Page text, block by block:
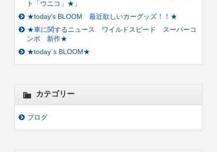
ト「ウニコ」★」
★today’s BLOOM 最近欲しいカーグッズ！！★
★車に関するニュース ワイルドスピード スーパーコ
ンボ 新作★
★today`s BLOOM★
カテゴリー
ブログ